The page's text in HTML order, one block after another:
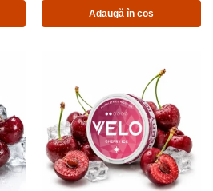
Adaugă în coș